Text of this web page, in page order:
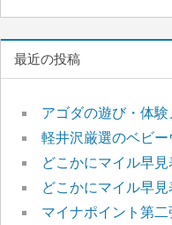
最近の投稿
アゴダの遊び・体
軽井沢厳選のベビ
どこかにマイル早
どこかにマイル早
マイナポイント第